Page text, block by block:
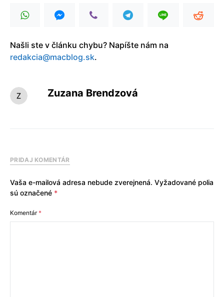
Našli ste v článku chybu? Napíšte nám na
redakcia@macblog.sk.
Zuzana Brendzová
PRIDAJ KOMENTÁR
Vaša e-mailová adresa nebude zverejnená. Vyžadované polia
sú označené *
Komentár*